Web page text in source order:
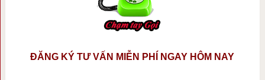
ĐĂNG KÝ TƯ VẤN MIỄN PHÍ NGAY HÔM NAY